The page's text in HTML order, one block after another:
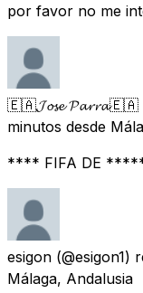
por favor no me
🇪🇦𝓙𝓸𝓼𝓮 𝓟𝓪𝓻𝓻𝓪🇪🇦
minutos desde
**** FIFA DE
esigon (@esigon1)
Málaga, Andalusia